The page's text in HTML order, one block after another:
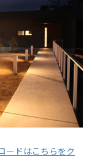
ードはこちらをク